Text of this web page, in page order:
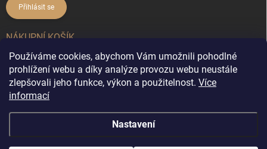
Používáme cookies, abychom Vám umožnili pohodlné
prohlížení webu a díky analýze provozu webu neustále
zlepšovali jeho funkce, výkon a použitelnost. Více
informací
Nastavení
Přihlásit se
NÁKUPNÍ KOŠÍK
0ks /0 Kč
. Všechna práva vyhrazena.